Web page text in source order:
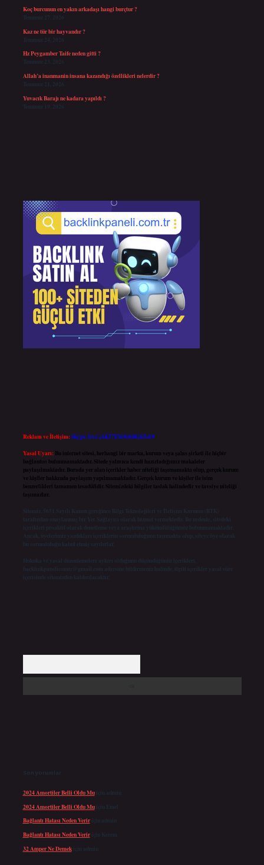
Koç burcunun en yakın arkadaşı hangi burçtur ?
Temmuz 27, 2026
Kaz ne tür bir hayvandır ?
Temmuz 24, 2026
Hz Peygamber Taife neden gitti ?
Temmuz 23, 2026
Allah’a inanmanin insana kazandığı özellikleri nelerdir ?
Temmuz 21, 2026
Yuvacık Barajı ne kadara yapıldı ?
Temmuz 19, 2026
Reklam ve İletişim:Skype: live:.cid.575569c608265c69
Yasal Uyarı: Bu internet sitesi, herhangi bir marka, kurum veya şahıs şirketi ile hiçbir
bağlantısı bulunmamaktadır. Sitede yalnızca kendi hazırladığımız makaleler
paylaşılmaktadır. Burada yer alan içerikler haber niteliği taşımamakta olup, gerçek kurum
ve kişiler hakkında paylaşım yapılmamaktadır. Gerçek kurum ve kişiler ile isim
benzerlikleri tamamen tesadüfidir. Sitemizdeki bilgiler taslak halindedir ve tavsiye niteliği
taşımazlar.
Sitemiz, 5651 Sayılı Kanun gereğince Bilgi Teknolojileri ve İletişim Kurumu (BTK)
tarafından onaylanmış bir Yer Sağlayıcı olarak hizmet vermektedir. Bu nedenle, sitedeki
içerikleri proaktif olarak denetleme veya araştırma yükümlülüğümüz bulunmamaktadır.
Ancak, üyelerimiz yazdıkları içeriklerin sorumluluğunu taşımakta olup, siteye üye olarak
bu sorumluluğu kabul etmiş sayılırlar.
Hukuka ve yasal düzenlemelere aykırı olduğunu düşündüğünüz içerikleri,
backlinkpanelicomtr@gmail.com adresine bildirmeniz halinde, ilgili içerikler yasal süre
içerisinde sitemizden kaldırılacaktır.
Son yorumlar
2024 Amortiler Belli Oldu Muiçin admin
2024 Amortiler Belli Oldu Muiçin Emel
Bağlantı Hatası Neden Veririçin admin
Bağlantı Hatası Neden Veririçin Kerem
32 Amper Ne Demekiçin admin